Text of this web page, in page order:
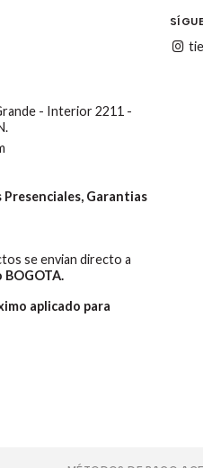
- Interior 2211 -
Presenciales, Garantias
se envian directo a
BOGOTA.
aplicado para